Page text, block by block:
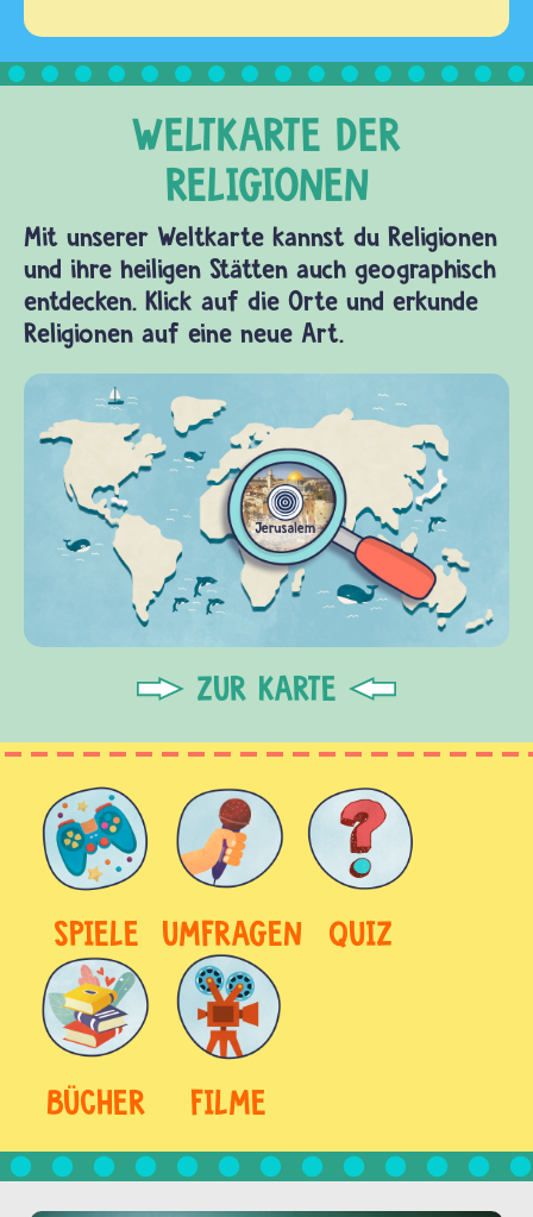
Mit unserer Weltkarte kannst du Religionen
und ihre heiligen Stätten auch geographisch
entdecken. Klick auf die Orte und erkunde
Religionen auf eine neue Art.
ZUR KARTE
SPIELE UMFRAGEN QUIZ
BÜCHER FILME